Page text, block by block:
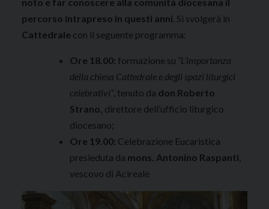
percorso intrapreso in questi anni. Si svolgerà in
Cattedrale con il seguente programma:
Ore 18.00: formazione su “L’importanza
della chiesa Cattedrale e degli spazi liturgici
celebrativi” , tenuto da don Roberto
Strano, direttore dell’ufficio liturgico
diocesano;
Ore 19.00: Celebrazione Eucaristica
presieduta da mons. Antonino Raspanti
vescovo di Acireale